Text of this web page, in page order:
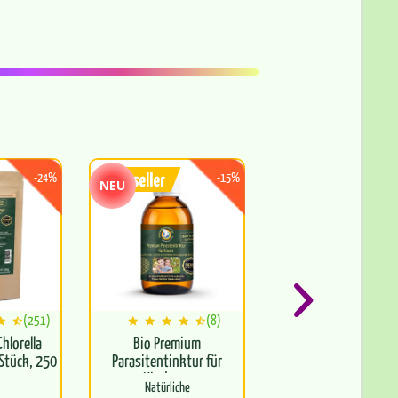
-24%
(251)
250
-15%
NEU
(8)
Bio Premium
Parasitentinktur für
Kinder,...
Natürliche